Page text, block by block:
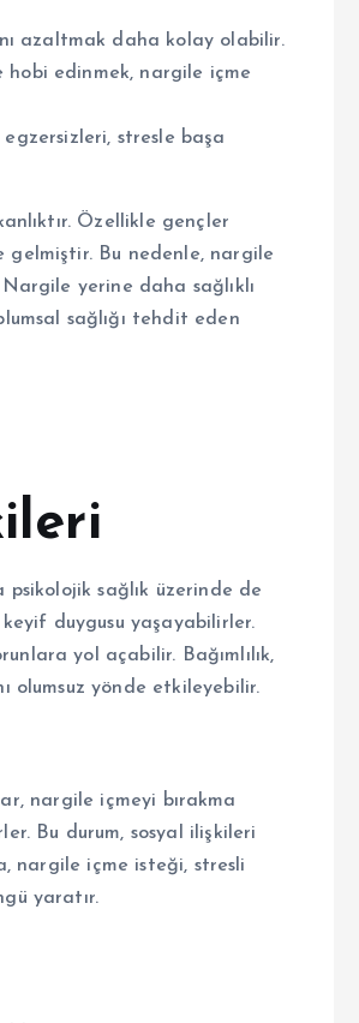
azaltmak daha kolay olabilir.
hobi edinmek, nargile içme
stresle başa
Özellikle gençler
gelmiştir. Bu nedenle, nargile
yerine daha sağlıklı
sağlığı tehdit eden
psikolojik sağlık üzerinde de
duygusu yaşayabilirler.
yol açabilir. Bağımlılık,
olumsuz yönde etkileyebilir.
nargile içmeyi bırakma
Bu durum, sosyal ilişkileri
nargile içme isteği, stresli
yaratır.